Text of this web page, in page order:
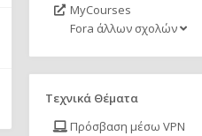
MyCourses
Fora άλλων σχολών
Τεχνικά Θέματα
Πρόσβαση μέσω VPN